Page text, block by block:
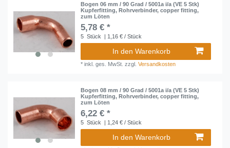
Bogen 06 mm / 90 Grad / 5001a i/a (VE 5 Stk)
Kupferfitting, Rohrverbinder, copper fitting,
zum Löten
5,78 € *
5 Stück | 1,16 € / Stück
In den Warenkorb
*inkl. ges. MwSt. zzgl.Versandkosten
Bogen 08 mm / 90 Grad / 5001a i/a (VE 5 Stk)
Kupferfitting, Rohrverbinder, copper fitting,
zum Löten
6,22 € *
5 Stück | 1,24 € / Stück
In den Warenkorb